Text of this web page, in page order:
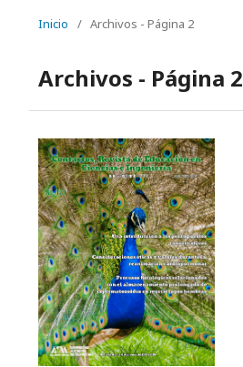
Inicio / Archivos - Página 2
Archivos - Página 2